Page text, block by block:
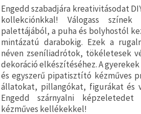
hogy
biztosítsuk
a weboldal
megfelelő
működését,
javítsuk az
Ön
felhasználói
élményét,
és az Ön
hozzájárulásával
elemezzük
a
forgalmat,
Engedd szabadjára kreativitásodat
kollekciónkkal! Válogass
palettájából, a puha és bolyhostól
mintázatú darabokig. Ezek a
néven zseníliadrótok, tökéletesek
dekoráció elkészítéséhez. A
és egyszerű pipatisztító kézműves
állatokat, pillangókat, figurákat és
Engedd szárnyalni
kézműves kellékekkel!